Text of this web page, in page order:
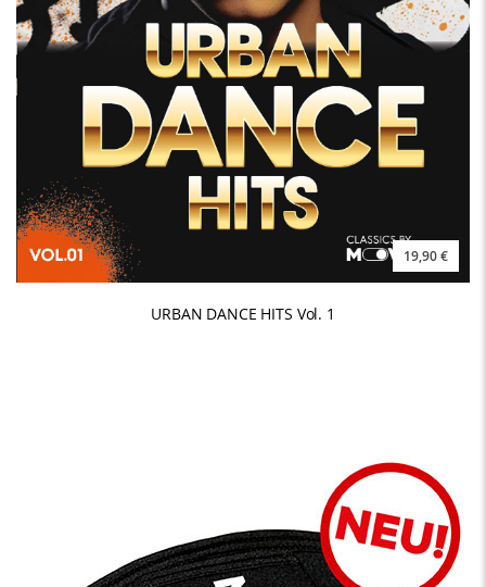
19,90 €
URBAN DANCE HITS Vol. 1